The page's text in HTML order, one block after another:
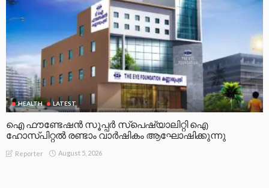
HEALTH LATEST
ഐ ഫൗണ്ടേഷൻ സൂപ്പർ സ്പെഷ്യാലിറ്റി ഐ
ഹോസ്പിറ്റൽ രണ്ടാം വാർഷികം ആഘോഷിക്കുന്നു
Reporter August 5, 2026